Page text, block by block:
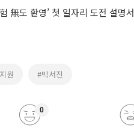
無도 환영’ 첫 일자리 도전 설명서
원 #박서진
0